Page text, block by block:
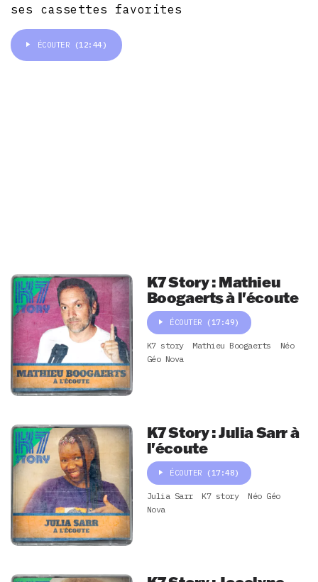
ses cassettes favorites
ÉCOUTER (12:44)
K7 Story : Mathieu
Boogaerts à l'écoute
ÉCOUTER (17:49)
K7 story Mathieu Boogaerts
Néo
Géo Nova
K7 Story : Julia Sarr à
l'écoute
ÉCOUTER (17:48)
Julia Sarr K7 story
Néo Géo
Nova